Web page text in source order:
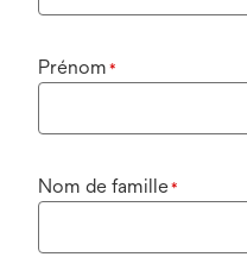
Prénom *
Nom de famille*